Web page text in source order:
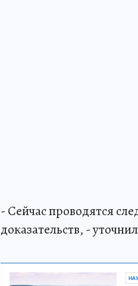
- Сейчас проводятся
доказательств, -